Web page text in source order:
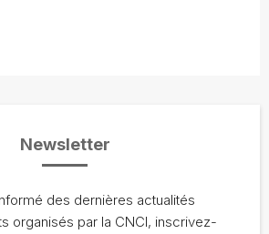
Newsletter
des dernières actualités
organisés par la CNCI, inscrivez-